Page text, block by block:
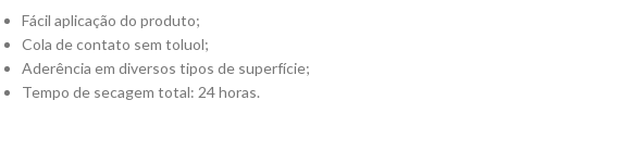
Fácil aplicação do produto;
Cola de contato sem toluol;
Aderência em diversos tipos de superfície;
Tempo de secagem total: 24 horas.